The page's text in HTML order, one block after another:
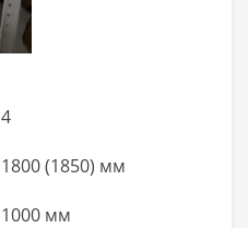
4
1800 (1850) мм
1000 мм